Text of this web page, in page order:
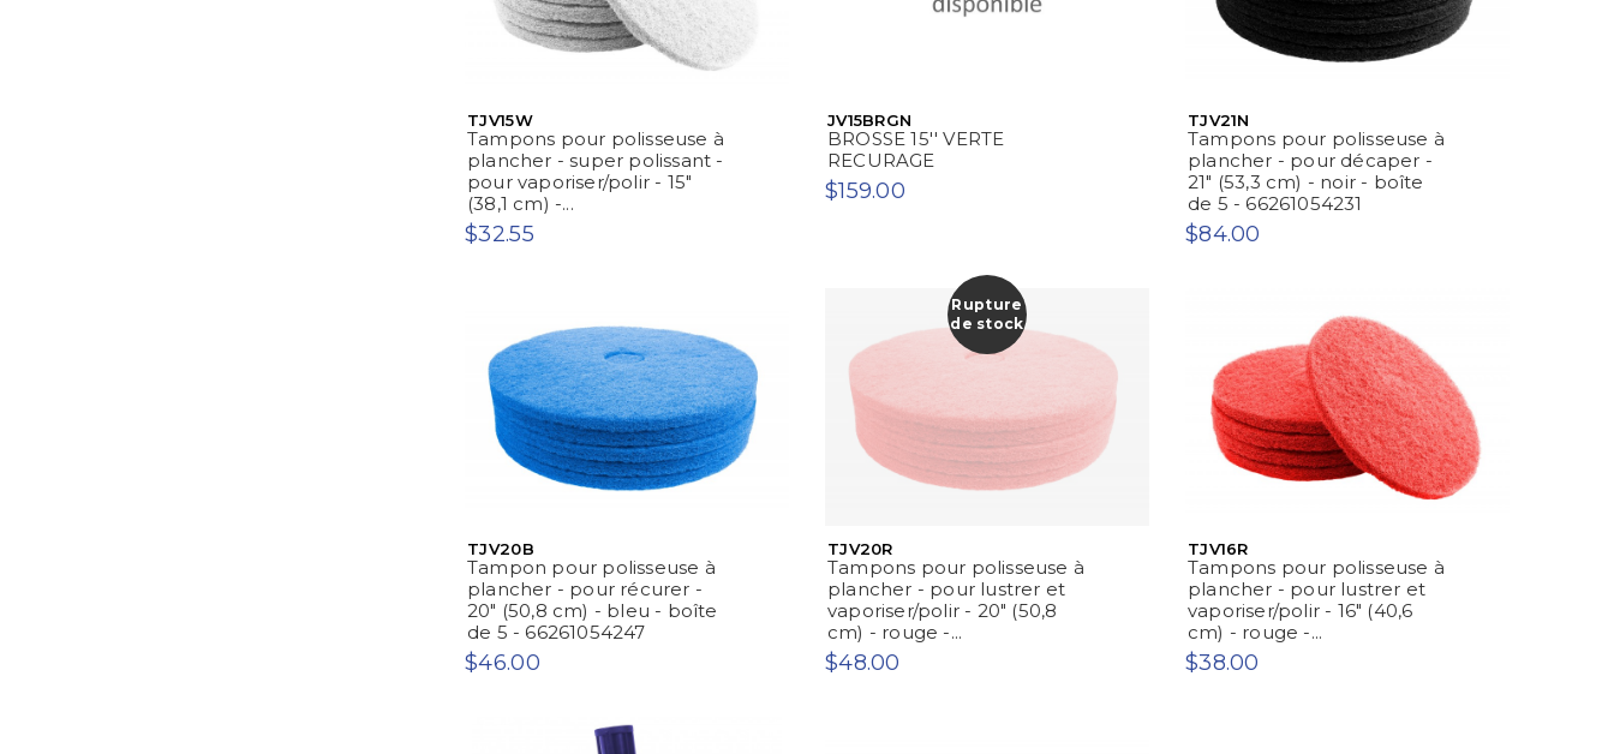
TJV15W
Tampons pour polisseuse à
plancher - super polissant -
pour vaporiser/polir - 15"
(38,1 cm) -...
$32.55
JV15BRGN
BROSSE 15'' VERTE
RECURAGE
$159.00
TJV21N
Tampons pour polisseuse à
plancher - pour décaper -
21" (53,3 cm) - noir - boîte
de 5 - 66261054231
$84.00
TJV20B
Tampon pour polisseuse à
plancher - pour récurer -
20" (50,8 cm) - bleu - boîte
de 5 - 66261054247
$46.00
Rupture
de stock
TJV20R
Tampons pour polisseuse à
plancher - pour lustrer et
vaporiser/polir - 20" (50,8
cm) - rouge -...
$48.00
TJV16R
Tampons pour polisseuse à
plancher - pour lustrer et
vaporiser/polir - 16" (40,6
cm) - rouge -...
$38.00